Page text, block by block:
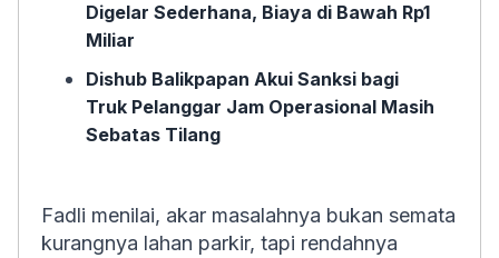
Digelar Sederhana, Biaya di Bawah Rp1
Miliar
Dishub Balikpapan Akui Sanksi bagi
Truk Pelanggar Jam Operasional Masih
Sebatas Tilang
Fadli menilai, akar masalahnya bukan semata
kurangnya lahan parkir, tapi rendahnya